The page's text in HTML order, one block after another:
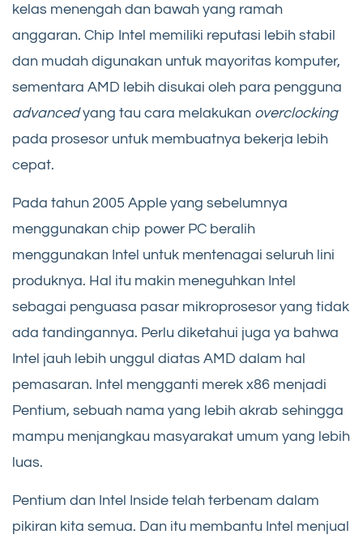
kelas menengah dan bawah yang ramah
anggaran. Chip Intel memiliki reputasi lebih stabil
dan mudah digunakan untuk mayoritas komputer,
sementara AMD lebih disukai oleh para pengguna
advancedyang tau cara melakukan overclocking
pada prosesor untuk membuatnya bekerja lebih
cepat.
Pada tahun 2005 Apple yang sebelumnya
menggunakan chip power PC beralih
menggunakan Intel untuk mentenagai seluruh lini
produknya. Hal itu makin meneguhkan Intel
sebagai penguasa pasar mikroprosesor yang tidak
ada tandingannya. Perlu diketahui juga ya bahwa
Intel jauh lebih unggul diatas AMD dalam hal
pemasaran. Intel mengganti merek x86 menjadi
Pentium, sebuah nama yang lebih akrab sehingga
mampu menjangkau masyarakat umum yang lebih
luas.
Pentium dan Intel Inside telah terbenam dalam
pikiran kita semua. Dan itu membantu Intel menjual